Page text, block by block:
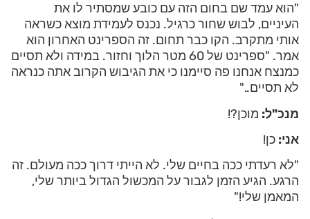
"הוא עמד שם בחום הזה עם כובע שמסתיר לו את
העיניים, לבוש שחור כרגיל. נכנס לעמידת מוצא כשראה
אותי מתקרב. הקו כבר תחום. זה הספרינט האחרון הוא
אמר. "ספרינט של 60 מטר הלוך וחזור. במידה ולא תסיים
כמנצח אנחנו פה סיימנו כי את הגיבוש הקרוב אתה כנראה
לא תסיים.."
מנכ"ל: מוכן?!
אני: כן!
"לא רעדתי ככה בחיים שלי. לא הייתי דרוך ככה מעולם. זה
הרגע. הגיע הזמן לגבור על המכשול הגדול ביותר שלי,
המאמן שלי!"